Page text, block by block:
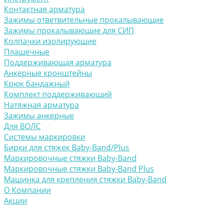
Контактная арматура
Зажимы ответвительные прокалывающие
Зажимы прокалывающие для СИП
Колпачки изолирующие
Плашечные
Поддерживающая арматура
Анкерные кронштейны
Крюк бандажный
Комплект поддерживающий
Натяжная арматура
Зажимы анкерные
Для ВОЛС
Системы маркировки
Бирки для стяжек Baby-Band/Plus
Маркировочные стяжки Baby-Band
Маркировочные стяжки Baby-Band Plus
Машинка для крепления стяжки Baby-Band
О Компании
Акции